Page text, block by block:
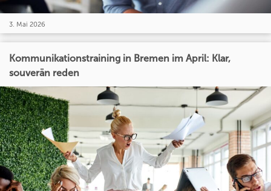
3. Mai 2026
Kommunikationstraining in Bremen im April: Klar,
souverän reden